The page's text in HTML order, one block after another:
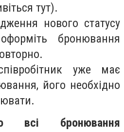
тут).
нового статусу
бронювання
уже має
його необхідно
всі бронювання